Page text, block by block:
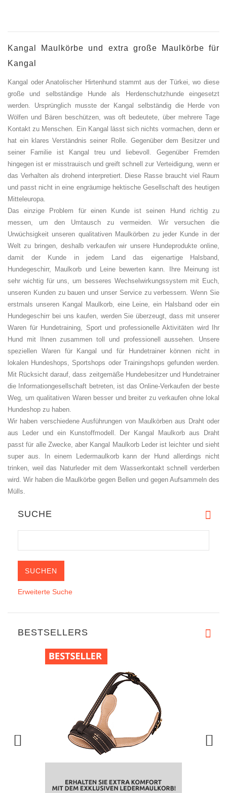
Kangal Maulkörbe und extra große Maulkörbe für
Kangal
Kangal oder Anatolischer Hirtenhund stammt aus der Türkei, wo diese
große und selbständige Hunde als Herdenschutzhunde eingesetzt
werden. Ursprünglich musste der Kangal selbständig die Herde von
Wölfen und Bären beschützen, was oft bedeutete, über mehrere Tage
Kontakt zu Menschen. Ein Kangal lässt sich nichts vormachen, denn er
hat ein klares Verständnis seiner Rolle. Gegenüber dem Besitzer und
seiner Familie ist Kangal treu und liebevoll. Gegenüber Fremden
hingegen ist er misstrauisch und greift schnell zur Verteidigung, wenn er
das Verhalten als drohend interpretiert. Diese Rasse braucht viel Raum
und passt nicht in eine engräumige hektische Gesellschaft des heutigen
Mitteleuropa.
Das einzige Problem für einen Kunde ist seinen Hund richtig zu
messen, um den Umtausch zu vermeiden. Wir versuchen die
Urwüchsigkeit unseren qualitativen Maulkörben zu jeder Kunde in der
Welt zu bringen, deshalb verkaufen wir unsere Hundeprodukte online,
damit der Kunde in jedem Land das eigenartige Halsband,
Hundegeschirr, Maulkorb und Leine bewerten kann. Ihre Meinung ist
sehr wichtig für uns, um besseres Wechselwirkungssystem mit Euch,
unseren Kunden zu bauen und unser Service zu verbessern. Wenn Sie
erstmals unseren Kangal Maulkorb, eine Leine, ein Halsband oder ein
Hundegeschirr bei uns kaufen, werden Sie überzeugt, dass mit unserer
Waren für Hundetraining, Sport und professionelle Aktivitäten wird Ihr
Hund mit Ihnen zusammen toll und professionell aussehen. Unsere
speziellen Waren für Kangal und für Hundetrainer können nicht in
lokalen Hundeshops, Sportshops oder Trainingshops gefunden werden.
Mit Rücksicht darauf, dass zeitgemäße Hundebesitzer und Hundetrainer
die Informationgesellschaft betreten, ist das Online-Verkaufen der beste
Weg, um qualitativen Waren besser und breiter zu verkaufen ohne lokal
Hundeshop zu haben.
Wir haben verschiedene Ausführungen von Maulkörben aus Draht oder
aus Leder und ein Kunstoffmodell. Der Kangal Maulkorb aus Draht
passt für alle Zwecke, aber Kangal Maulkorb Leder ist leichter und sieht
super aus. In einem Ledermaulkorb kann der Hund allerdings nicht
trinken, weil das Naturleder mit dem Wasserkontakt schnell verderben
wird. Wir haben die Maulkörbe gegen Bellen und gegen Aufsammeln des
Mülls.
SUCHE
Erweiterte Suche
BESTSELLERS